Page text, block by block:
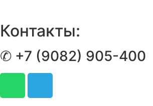
Контакты:
✆ +7 (9082) 905-400